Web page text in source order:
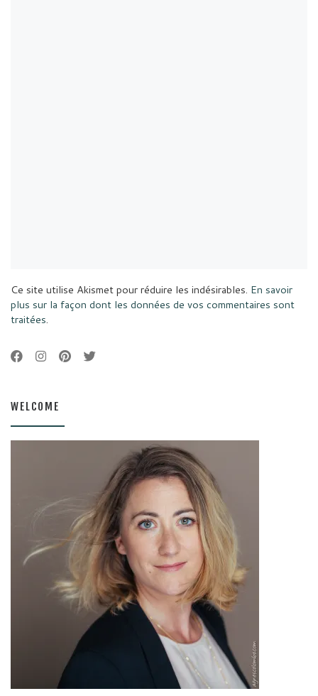
Ce site utilise Akismet pour réduire les indésirables. En savoir
plus sur la façon dont les données de vos commentaires sont
traitées.
WELCOME